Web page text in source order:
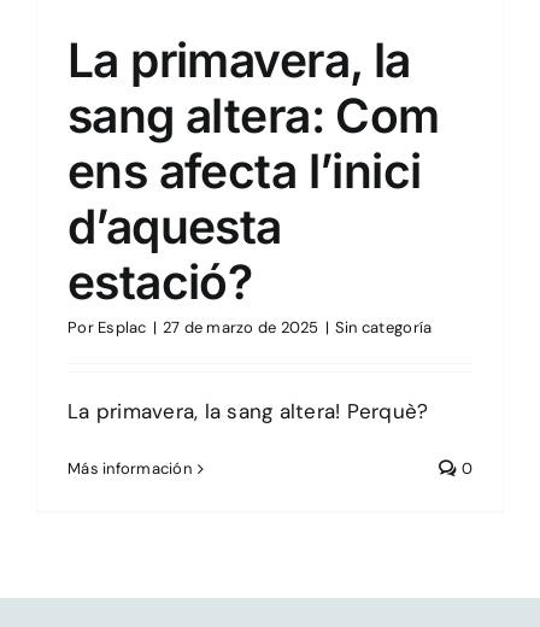
La primavera, la
sang altera: Com
ens afecta l’inici
d’aquesta
estació?
Por Esplac | 27 de marzo de 2025 | Sin categoría
La primavera, la sang altera! Perquè?
Más información 0